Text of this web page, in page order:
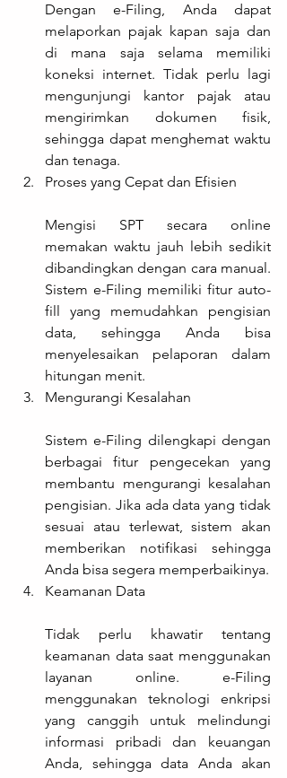
Dengan e-Filing, Anda dapat
melaporkan pajak kapan saja dan
di mana saja selama memiliki
koneksi internet. Tidak perlu lagi
mengunjungi kantor pajak atau
mengirimkan dokumen fisik,
sehingga dapat menghemat waktu
dan tenaga.
Proses yang Cepat dan Efisien
Mengisi SPT secara online
memakan waktu jauh lebih sedikit
dibandingkan dengan cara manual.
Sistem e-Filing memiliki fitur auto-
fill yang memudahkan pengisian
data, sehingga Anda bisa
menyelesaikan pelaporan dalam
hitungan menit.
Mengurangi Kesalahan
Sistem e-Filing dilengkapi dengan
berbagai fitur pengecekan yang
membantu mengurangi kesalahan
pengisian. Jika ada data yang tidak
sesuai atau terlewat, sistem akan
memberikan notifikasi sehingga
Anda bisa segera memperbaikinya.
Keamanan Data
Tidak perlu khawatir tentang
keamanan data saat menggunakan
layanan online. e-Filing
menggunakan teknologi enkripsi
yang canggih untuk melindungi
informasi pribadi dan keuangan
Anda, sehingga data Anda akan